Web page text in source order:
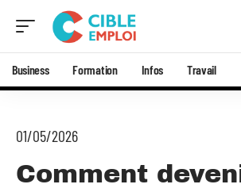
Business Formation Infos Travail
01/05/2026
Comment